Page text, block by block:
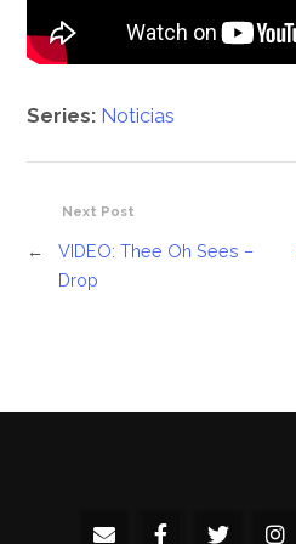
Series: Noticias
Next Post
←
VIDEO: Thee Oh Sees –
Drop